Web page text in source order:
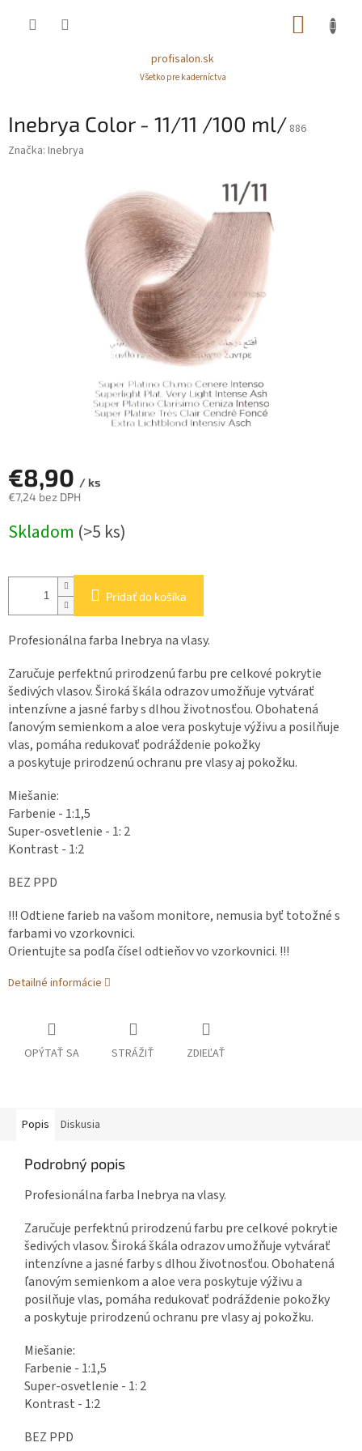
profisalon.sk
Všetko pre kaderníctva
Inebrya Color - 11/11 /100 ml/ 886
Značka: Inebrya
€8,90 / ks
€7,24 bez DPH
cena:
Skladom (>5 ks)
Pridať do košíka
Profesionálna farba Inebrya na vlasy.
Zaručuje perfektnú prirodzenú farbu pre celkové pokrytie
šedivých vlasov. Široká škála odrazov umožňuje vytvárať
intenzívne a jasné farby s dlhou životnosťou. Obohatená
ľanovým semienkom a aloe vera poskytuje výživu a posilňuje
vlas, pomáha redukovať podráždenie pokožky
a poskytuje prirodzenú ochranu pre vlasy aj pokožku.
Miešanie:
Farbenie - 1:1,5
Super-osvetlenie - 1: 2
Kontrast - 1:2
BEZ PPD
!!! Odtiene farieb na vašom monitore, nemusia byť totožné s
farbami vo vzorkovnici.
Orientujte sa podľa čísel odtieňov vo vzorkovnici. !!!
Detailné informácie
OPÝTAŤ SA STRÁŽIŤ ZDIEĽAŤ
Popis Diskusia
Podrobný popis
Profesionálna farba Inebrya na vlasy.
Zaručuje perfektnú prirodzenú farbu pre celkové pokrytie
šedivých vlasov. Široká škála odrazov umožňuje vytvárať
intenzívne a jasné farby s dlhou životnosťou. Obohatená
ľanovým semienkom a aloe vera poskytuje výživu a
posilňuje vlas, pomáha redukovať podráždenie pokožky
a poskytuje prirodzenú ochranu pre vlasy aj pokožku.
Miešanie:
Farbenie - 1:1,5
Super-osvetlenie - 1: 2
Kontrast - 1:2
BEZ PPD